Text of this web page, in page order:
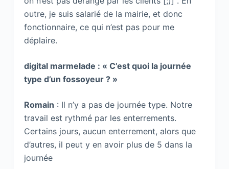
outre, je suis salarié de la mairie, et donc
fonctionnaire, ce qui n’est pas pour me
déplaire.
digital marmelade : « C’est quoi la journée
type d’un fossoyeur ? »
Romain : Il n’y a pas de journée type. Notre
travail est rythmé par les enterrements.
Certains jours, aucun enterrement, alors que
d’autres, il peut y en avoir plus de 5 dans la
journée